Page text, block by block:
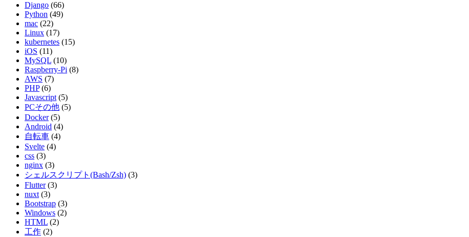
Django (66)
Python (49)
mac (22)
Linux (17)
kubernetes (15)
iOS (11)
MySQL (10)
Raspberry-Pi (8)
AWS (7)
PHP (6)
Javascript (5)
PCその他 (5)
Docker (5)
Android (4)
自転車 (4)
Svelte (4)
css (3)
nginx (3)
シェルスクリプト(Bash/Zsh) (3)
Flutter (3)
nuxt (3)
Bootstrap (3)
Windows (2)
HTML (2)
工作 (2)